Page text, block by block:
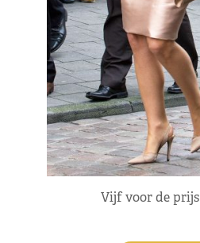
Vijf voor de prijs